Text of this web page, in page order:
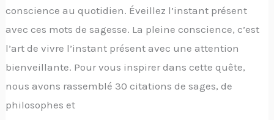
conscience au quotidien. Éveillez l’instant présent
avec ces mots de sagesse. La pleine conscience, c’est
l’art de vivre l’instant présent avec une attention
bienveillante. Pour vous inspirer dans cette quête,
nous avons rassemblé 30 citations de sages, de
philosophes et